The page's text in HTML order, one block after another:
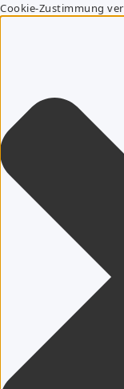
Cookie-Zustimmung